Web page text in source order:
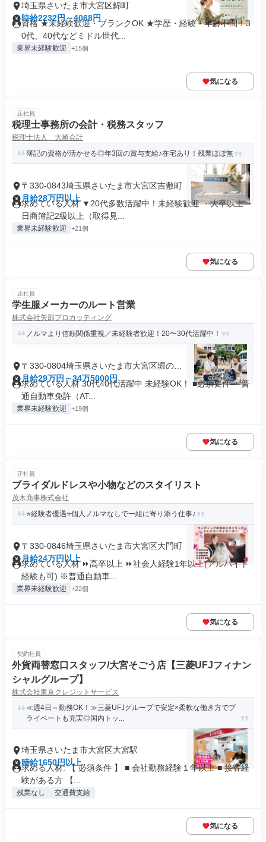
埼玉県さいたま市大宮区錦町
時給2232円～4068円
資格 ★未経験歓迎・ブランクOK ★学歴・経験・年齢不問！3
0代、40代などミドル世代...
業界未経験歓迎 +15個
気になる
正社員
税理士事務所の会計・税務スタッフ
税理士法人 大崎会計
簿記の資格が活かせる◎年3回の賞与支給♪在宅あり！残業ほぼ無
〒330-0843埼玉県さいたま市大宮区吉敷町
月給28万円以上
求めている人材 ▼20代多数活躍中！未経験歓迎 ・大卒以上 ・
日商簿記2級以上（取得見...
業界未経験歓迎 +21個
気になる
正社員
学生服メーカーのルート営業
株式会社矢部プロカッティング
ノルマより信頼関係重視／未経験者歓迎！20〜30代活躍中！
〒330-0804埼玉県さいたま市大宮区堀の内
町
月給29万円～34万5000円
求めている人材 30代40代活躍中 未経験OK！ ■必須要件 ・普
通自動車免許（AT...
業界未経験歓迎 +19個
気になる
正社員
ブライダルドレスや小物などのスタイリスト
茂木商事株式会社
⭐経験者優遇⭐個人ノルマなしで一組に寄り添う仕事♪
〒330-0846埼玉県さいたま市大宮区大門町
月給24万円以上
求めている人材 ⏩高卒以上 ⏩社会人経験1年以上(アルバイト
経験も可) ※普通自動車...
業界未経験歓迎 +22個
気になる
契約社員
外貨両替窓口スタッフ/大宮そごう店【三菱UFJフィナン
シャルグループ】
株式会社東京クレジットサービス
≪週4日～勤務OK！≫三菱UFJグループで安定×柔軟な働き方でプ
ライベートも充実◎国内トッ...
埼玉県さいたま市大宮区大宮駅
時給1650円以上
求める人材: 【 必須条件 】 ■ 会社勤務経験１年以上 ■ 接客経
験がある方 【...
残業なし 交通費支給
気になる